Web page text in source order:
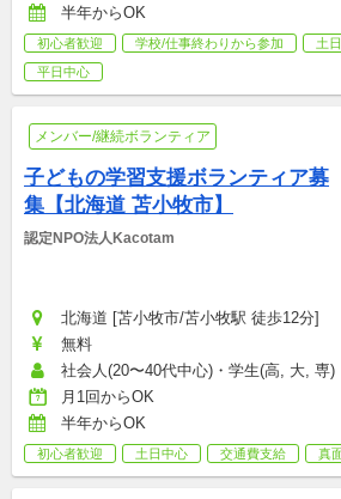
半年からOK
初心者歓迎 学校/仕事終わりから参加 土
平日中心
メンバー/継続ボランティア
子どもの学習支援ボランティア募
集【北海道 苫小牧市】
認定NPO法人Kacotam
北海道 [苫小牧市/苫小牧駅 徒歩12分]
無料
社会人(20〜40代中心)・学生(高, 大, 専)
月1回からOK
半年からOK
初心者歓迎 土日中心 交通費支給 真